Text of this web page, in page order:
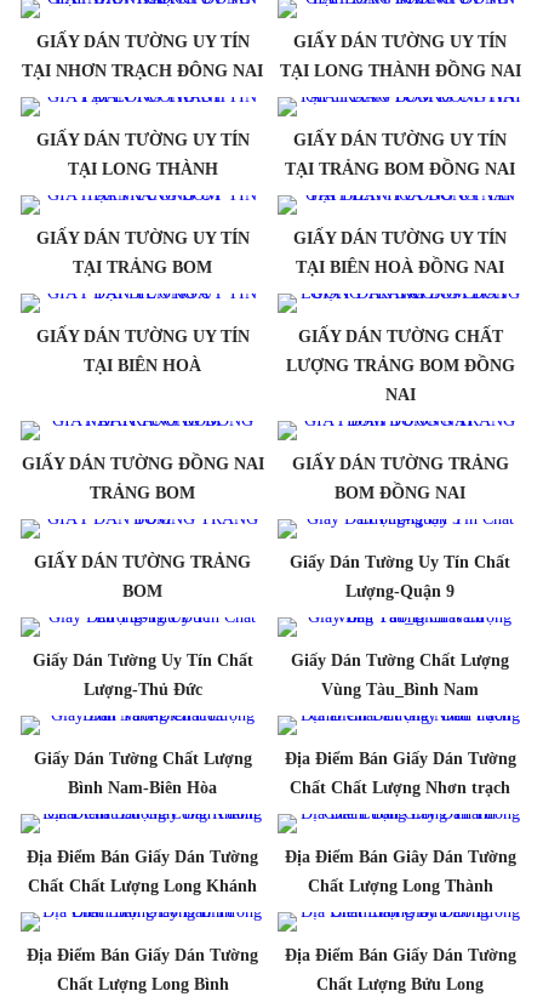
GIẤY DÁN TƯỜNG UY TÍN
TẠI NHƠN TRẠCH ĐÔNG NAI
GIẤY DÁN TƯỜNG UY TÍN
TẠI LONG THÀNH ĐỒNG NAI
GIẤY DÁN TƯỜNG UY TÍN
TẠI LONG THÀNH
GIẤY DÁN TƯỜNG UY TÍN
TẠI TRẢNG BOM ĐỒNG NAI
GIẤY DÁN TƯỜNG UY TÍN
TẠI TRẢNG BOM
GIẤY DÁN TƯỜNG UY TÍN
TẠI BIÊN HOÀ ĐỒNG NAI
GIẤY DÁN TƯỜNG UY TÍN
TẠI BIÊN HOÀ
GIẤY DÁN TƯỜNG CHẤT
LƯỢNG TRẢNG BOM ĐỒNG
NAI
GIẤY DÁN TƯỜNG ĐỒNG NAI
TRẢNG BOM
GIẤY DÁN TƯỜNG TRẢNG
BOM ĐỒNG NAI
GIẤY DÁN TƯỜNG TRẢNG
BOM
Giấy Dán Tường Uy Tín Chất
Lượng-Quận 9
Giấy Dán Tường Uy Tín Chất
Lượng-Thủ Đức
Giấy Dán Tường Chất Lượng
Vùng Tàu_Bình Nam
Giấy Dán Tường Chất Lượng
Bình Nam-Biên Hòa
Địa Điểm Bán Giấy Dán Tường
Chất Chất Lượng Nhơn trạch
Địa Điểm Bán Giấy Dán Tường
Chất Chất Lượng Long Khánh
Địa Điểm Bán Giây Dán Tường
Chất Lượng Long Thành
Địa Điểm Bán Giấy Dán Tường
Chất Lượng Long Bình
Địa Điểm Bán Giấy Dán Tường
Chất Lượng Bửu Long